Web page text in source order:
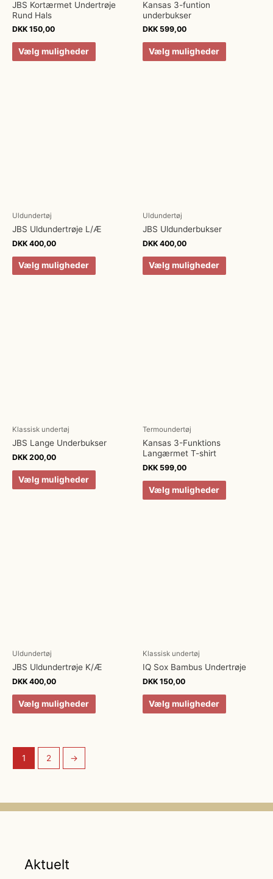
JBS Kortærmet Undertrøje
Rund Hals
DKK 150,00
Vælg muligheder
Kansas 3-funtion
underbukser
DKK 599,00
Vælg muligheder
Uldundertøj
JBS Uldundertrøje L/Æ
DKK 400,00
Vælg muligheder
Uldundertøj
JBS Uldunderbukser
DKK 400,00
Vælg muligheder
Klassisk undertøj
JBS Lange Underbukser
DKK 200,00
Vælg muligheder
Termoundertøj
Kansas 3-Funktions
Langærmet T-shirt
DKK 599,00
Vælg muligheder
Uldundertøj
JBS Uldundertrøje K/Æ
DKK 400,00
Vælg muligheder
Klassisk undertøj
IQ Sox Bambus Undertrøje
DKK 150,00
Vælg muligheder
1 2 →
Aktuelt